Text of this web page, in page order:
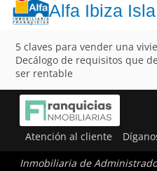
Alfa Ibiza Isla
5 claves para vender una
Decálogo de requisitos que
ser rentable
Atención al cliente
Inmobiliaria de